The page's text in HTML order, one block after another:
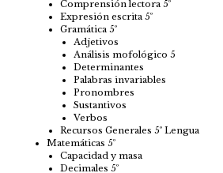
Comprensión lectora 5º
Expresión escrita 5º
Gramática 5º
Adjetivos
Análisis mofológico 5
Determinantes
Palabras invariables
Pronombres
Sustantivos
Verbos
Recursos Generales 5º Lengua
Matemáticas 5º
Capacidad y masa
Decimales 5º